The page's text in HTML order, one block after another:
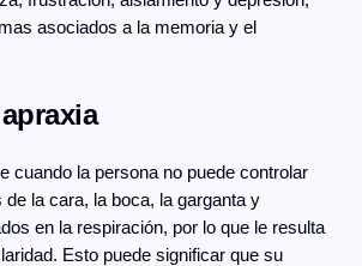
asociados a la memoria y el
cuando la persona no puede controlar
de la cara, la boca, la garganta y
en la respiración, por lo que le resulta
Esto puede significar que su